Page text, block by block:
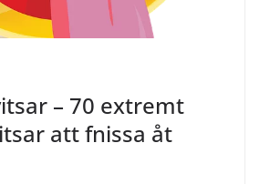
– 70 extremt
att fnissa åt